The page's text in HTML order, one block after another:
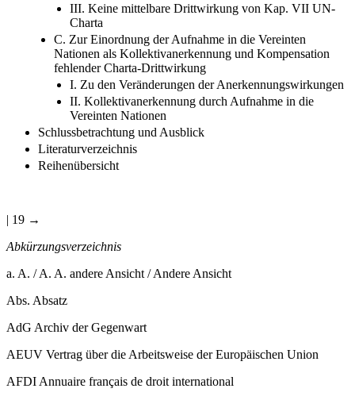
III. Keine mittelbare Drittwirkung von Kap. VII UN-
Charta
C. Zur Einordnung der Aufnahme in die Vereinten
Nationen als Kollektivanerkennung und Kompensation
fehlender Charta-Drittwirkung
I. Zu den Veränderungen der Anerkennungswirkungen
II. Kollektivanerkennung durch Aufnahme in die
Vereinten Nationen
Schlussbetrachtung und Ausblick
Literaturverzeichnis
Reihenübersicht
| 19 →
Abkürzungsverzeichnis
a. A. / A. A. andere Ansicht / Andere Ansicht
Abs. Absatz
AdG Archiv der Gegenwart
AEUV Vertrag über die Arbeitsweise der Europäischen Union
AFDI Annuaire français de droit international